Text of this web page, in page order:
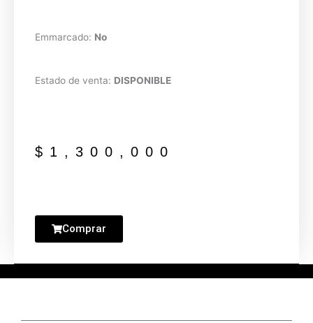
Emmarcado: No
Estado de venta: DISPONIBLE
$ 1,300,000
Comprar